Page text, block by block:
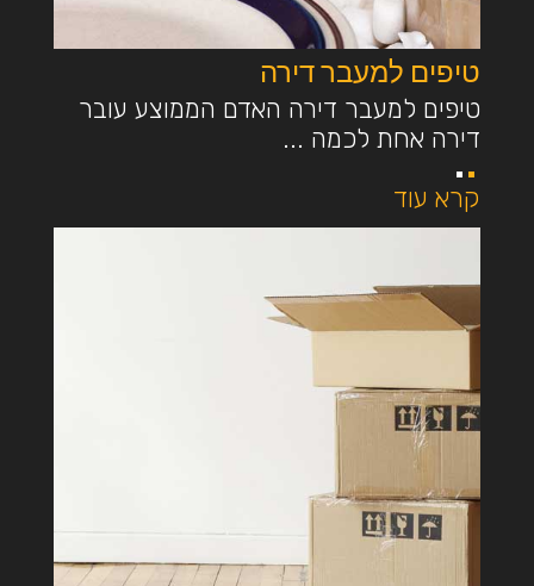
טיפים למעבר דירה
טיפים למעבר דירה האדם הממוצע עובר
דירה אחת לכמה ...
קרא עוד